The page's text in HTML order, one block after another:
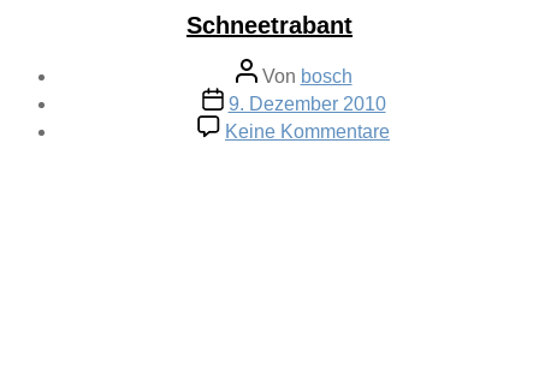
Schneetrabant
Beitragsautor
Von bosch
Veröffentlichungsdatum
9. Dezember 2010
Keine Kommentare
Schneetrabant